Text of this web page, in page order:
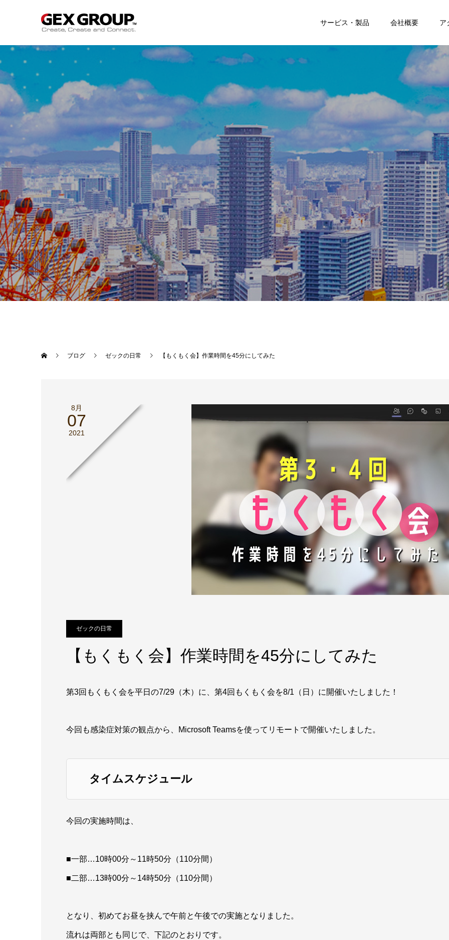
サービス・製品 会社概要 ア
ブログ ゼックの日常 【もくもく会】作業時間を45分にしてみた
8月
07
2021
ゼックの日常
【もくもく会】作業時間を45分にしてみた
第3回もくもく会を平日の7/29（木）に、第4回もくもく会を8/1（日）に開催いたしました！
今回も感染症対策の観点から、Microsoft Teamsを使ってリモートで開催いたしました。
タイムスケジュール
今回の実施時間は、
■一部…10時00分～11時50分（110分間）
■二部…13時00分～14時50分（110分間）
となり、初めてお昼を挟んで午前と午後での実施となりました。
流れは両部とも同じで、下記のとおりです。